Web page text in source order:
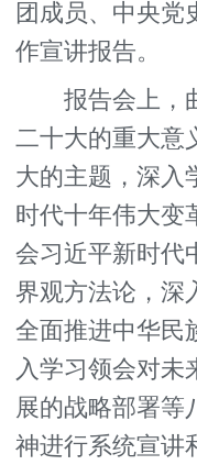
团成员、中央党
作宣讲报告。
报告会上，曲
二十大的重大意
大的主题，深入
时代十年伟大变
会习近平新时代
界观方法论，深
全面推进中华民
入学习领会对未
展的战略部署等
神进行系统宣讲